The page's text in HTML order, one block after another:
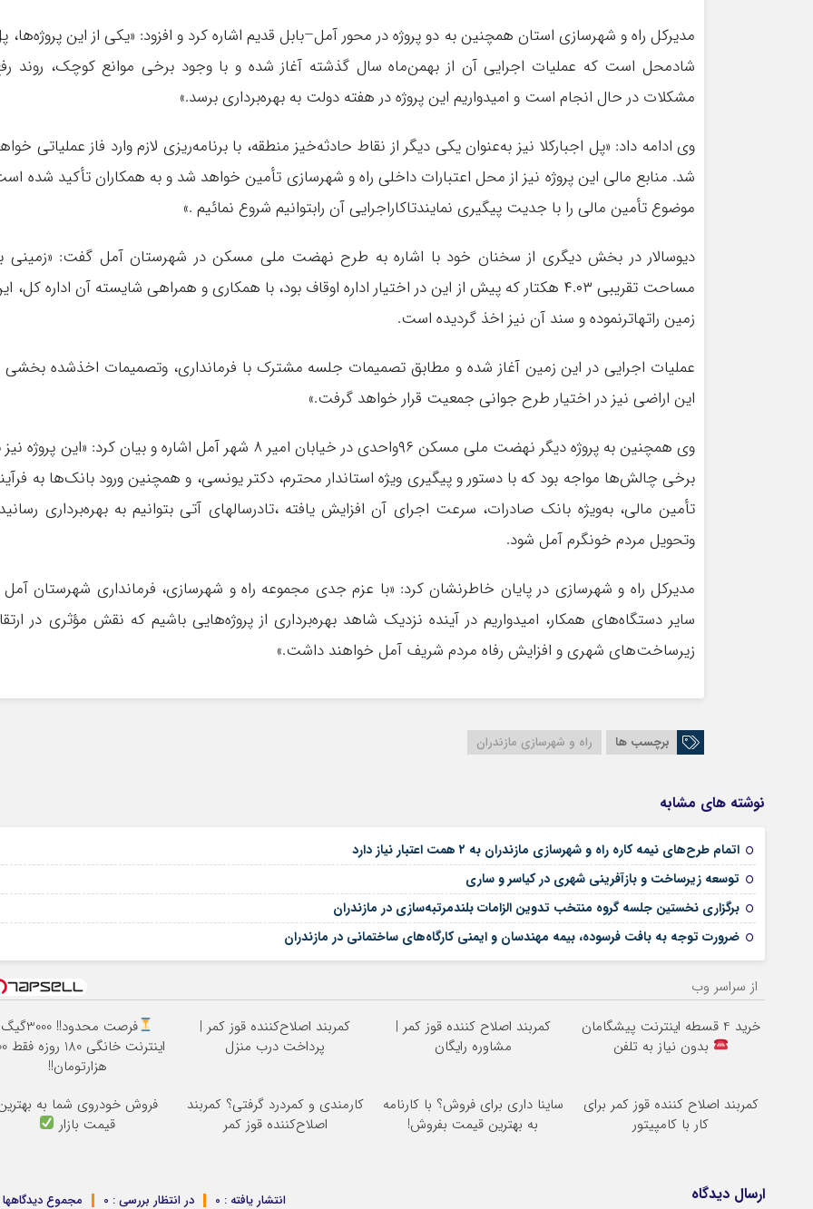
مدیرکل راه و شهرسازی استان همچنین به دو پروژه در محور آمل–بابل قدیم اشاره کرد و افزود: «یکی از این پروژه‌ها،
شادمحل است که عملیات اجرایی آن از بهمن‌ماه سال گذشته آغاز شده و با وجود برخی موانع کوچک، روند
مشکلات در حال انجام است و امیدواریم این پروژه در هفته دولت به بهره‌برداری برسد.»
وی ادامه داد: «پل اجبارکلا نیز به‌عنوان یکی دیگر از نقاط حادثه‌خیز منطقه، با برنامه‌ریزی لازم وارد فاز عملیاتی
شد. منابع مالی این پروژه نیز از محل اعتبارات داخلی راه و شهرسازی تأمین خواهد شد و به همکاران تأکید شده
موضوع تأمین مالی را با جدیت پیگیری نمایندتاکاراجرایی آن رابتوانیم شروع نمائیم .»
دیوسالار در بخش دیگری از سخنان خود با اشاره به طرح نهضت ملی مسکن در شهرستان آمل گفت: «زمینی
مساحت تقریبی ۴.۰۳ هکتار که پیش از این در اختیار اداره اوقاف بود، با همکاری و همراهی شایسته آن اداره کل،
زمین راتهاترنموده و سند آن نیز اخذ گردیده است.
عملیات اجرایی در این زمین آغاز شده و مطابق تصمیمات جلسه مشترک با فرمانداری، وتصمیمات اخذشده بخشی
این اراضی نیز در اختیار طرح جوانی جمعیت قرار خواهد گرفت.»
وی همچنین به پروژه دیگر نهضت ملی مسکن ۹۶واحدی در خیابان امیر ۸ شهر آمل اشاره و بیان کرد: «این پروژه
برخی چالش‌ها مواجه بود که با دستور و پیگیری ویژه استاندار محترم، دکتر یونسی، و همچنین ورود بانک‌ها به
تأمین مالی، به‌ویژه بانک صادرات، سرعت اجرای آن افزایش یافته ،تادرسالهای آتی بتوانیم به بهره‌برداری
وتحویل مردم خونگرم آمل شود.
مدیرکل راه و شهرسازی در پایان خاطرنشان کرد: «با عزم جدی مجموعه راه و شهرسازی، فرمانداری شهرستان
سایر دستگاه‌های همکار، امیدواریم در آینده نزدیک شاهد بهره‌برداری از پروژه‌هایی باشیم که نقش مؤثری در
زیرساخت‌های شهری و افزایش رفاه مردم شریف آمل خواهند داشت.»
برچسب ها راه و شهرسازی مازندران
نوشته های مشابه
اتمام طرح‌های نیمه کاره راه و شهرسازی مازندران به ۲ همت اعتبار نیاز دارد
توسعه زیرساخت و بازآفرینی شهری در کیاسر و ساری
برگزاری نخستین جلسه گروه منتخب تدوین الزامات بلندمرتبه‌سازی در مازندران
ضرورت توجه به بافت فرسوده، بیمه مهندسان و ایمنی کارگاه‌های ساختمانی در مازندران
از سراسر وب
خرید 4 قسطه اینترنت پیشگامان
بدون نیاز به تلفن
کمربند اصلاح کننده قوز کمر |
مشاوره رایگان
کمربند اصلاح‌کننده قوز کمر |
پرداخت درب منزل
فرصت محدود!! 3000گیگ
هزارتومان!!
کمربند اصلاح کننده قوز کمر برای
کار با کامپیتور
ساینا داری برای فروش؟ با کارنامه
به بهترین قیمت بفروش!
کارمندی و کمردرد گرفتی؟ کمربند
اصلاح‌کننده قوز کمر
فروش خودروی شما به
قیمت بازار
ارسال دیدگاه مجموع دیدگاهها : در انتظار بررسی : 0 انتشار یافته : 0